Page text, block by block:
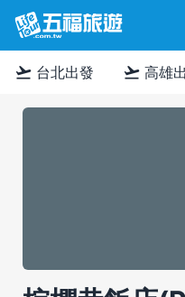
flight_takeoff 台北出發 flight_takeoff 高雄